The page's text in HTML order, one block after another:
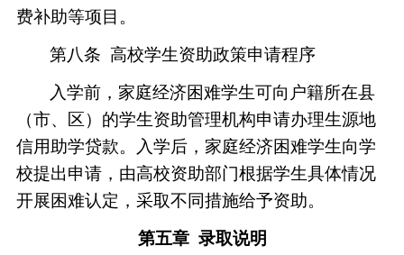
费补助等项目。
第八条 高校学生资助政策申请程序
入学前，家庭经济困难学生可向户籍所在县
（市、区）的学生资助管理机构申请办理生源地
信用助学贷款。入学后，家庭经济困难学生向学
校提出申请，由高校资助部门根据学生具体情况
开展困难认定，采取不同措施给予资助。
第五章 录取说明